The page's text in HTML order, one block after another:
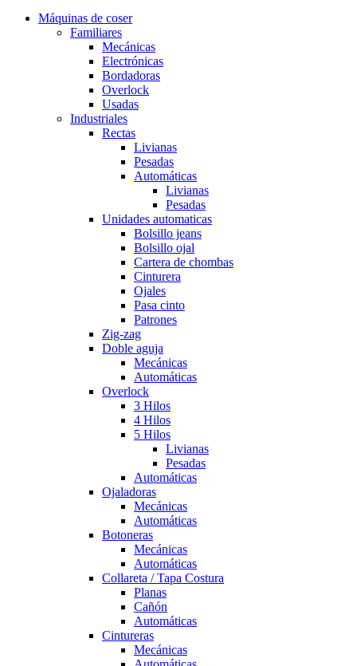
Máquinas de coser
Familiares
Mecánicas
Electrónicas
Bordadoras
Overlock
Usadas
Industriales
Rectas
Livianas
Pesadas
Automáticas
Livianas
Pesadas
Unidades automaticas
Bolsillo jeans
Bolsillo ojal
Cartera de chombas
Cinturera
Ojales
Pasa cinto
Patrones
Zig-zag
Doble aguja
Mecánicas
Automáticas
Overlock
3 Hilos
4 Hilos
5 Hilos
Livianas
Pesadas
Automáticas
Ojaladoras
Mecánicas
Automáticas
Botoneras
Mecánicas
Automáticas
Collareta / Tapa Costura
Planas
Cañón
Automáticas
Cintureras
Mecánicas